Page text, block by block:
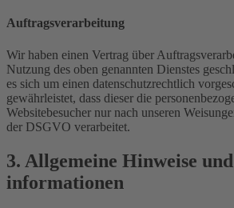
Auftragsverarbeitung
Wir haben einen Vertrag über
Nutzung des oben genannten Dienstes
es sich um einen datenschutzrechtlich
gewährleistet, dass dieser die
Websitebesucher nur nach unseren
der DSGVO verarbeitet.
3. Allgemeine Hinweise
informationen